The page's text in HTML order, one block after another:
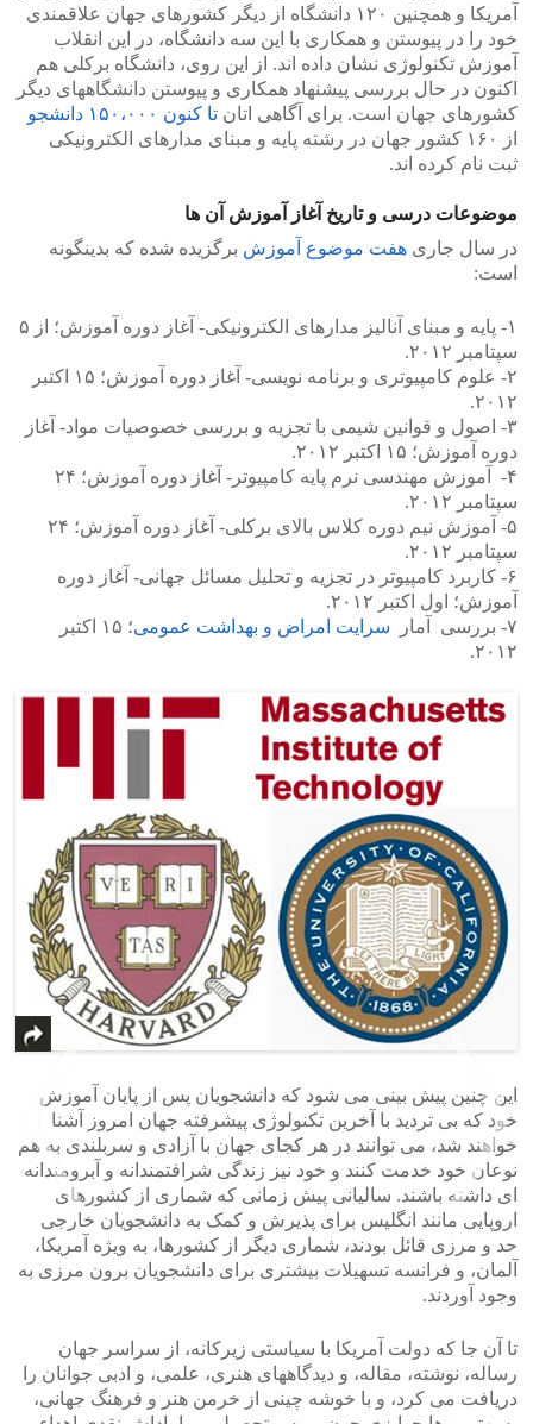
آمریکا و همچنین ۱۲۰ دانشگاه از دیگر کشورهای جهان علاقمندی
خود را در پیوستن و همکاری با این سه دانشگاه، در این انقلاب
آموزش تکنولوژی نشان داده اند. از این روی، دانشگاه برکلی هم
اکنون در حال بررسی پیشنهاد همکاری و پیوستن دانشگاههای دیگر
کشورهای جهان است. برای آگاهی اتان تا کنون ۱۵۰،۰۰۰ دانشجو
از ۱۶۰ کشور جهان در رشته پایه و مبنای مدارهای الکترونیکی
ثبت نام کرده اند.
موضوعات درسی و تاریخ آغاز آموزش آن ها
در سال جاری هفت موضوع آموزش برگزیده شده که بدینگونه
است:
۱- پایه و مبنای آنالیز مدارهای الکترونیکی- آغاز دوره آموزش؛ از ۵
سپتامبر ۲۰۱۲.
۲- علوم کامپیوتری و برنامه نویسی- آغاز دوره آموزش؛ ۱۵ اکتبر
۲۰۱۲.
۳- اصول و قوانین شیمی با تجزیه و بررسی خصوصیات مواد- آغاز
دوره آموزش؛ ۱۵ اکتبر ۲۰۱۲.
۴- آموزش مهندسی نرم پایه کامپیوتر- آغاز دوره آموزش؛ ۲۴
سپتامبر ۲۰۱۲.
۵- آموزش نیم دوره کلاس بالای برکلی- آغاز دوره آموزش؛ ۲۴
سپتامبر ۲۰۱۲.
۶- کاربرد کامپیوتر در تجزیه و تحلیل مسائل جهانی- آغاز دوره
آموزش؛ اول اکتبر ۲۰۱۲.
۷- بررسی آمار
سرایت امراض و بهداشت عمومی
؛ ۱۵ اکتبر
۲۰۱۲.
این چنین پیش بینی می شود که دانشجویان پس از پایان آموزش
خود که بی تردید با آخرین تکنولوژی پیشرفته جهان امروز آشنا
خواهند شد، می توانند در هر کجای جهان با آزادی و سربلندی به هم
نوعان خود خدمت کنند و خود نیز زندگی شرافتمندانه و آبرومندانه
ای داشته باشند. سالیانی پیش زمانی که شماری از کشورهای
اروپایی مانند انگلیس برای پذیرش و کمک به دانشجویان خارجی
حد و مرزی قائل بودند، شماری دیگر از کشورها، به ویژه آمریکا،
آلمان، و فرانسه تسهیلات بیشتری برای دانشجویان برون مرزی به
وجود آوردند.
تا آن جا که دولت آمریکا با سیاستی زیرکانه، از سراسر جهان
رساله، نوشته، مقاله، و دیدگاههای هنری، علمی، و ادبی جوانان را
دریافت می کرد، و با خوشه چینی از خرمن هنر و فرهنگ جهانی،